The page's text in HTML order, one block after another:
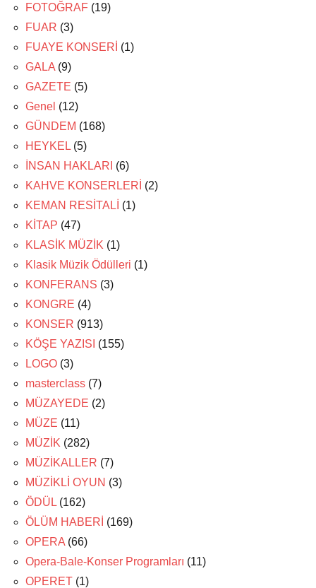
FOTOĞRAF (19)
FUAR (3)
FUAYE KONSERİ (1)
GALA (9)
GAZETE (5)
Genel (12)
GÜNDEM (168)
HEYKEL (5)
İNSAN HAKLARI (6)
KAHVE KONSERLERİ (2)
KEMAN RESİTALİ (1)
KİTAP (47)
KLASİK MÜZİK (1)
Klasik Müzik Ödülleri (1)
KONFERANS (3)
KONGRE (4)
KONSER (913)
KÖŞE YAZISI (155)
LOGO (3)
masterclass (7)
MÜZAYEDE (2)
MÜZE (11)
MÜZİK (282)
MÜZİKALLER (7)
MÜZİKLİ OYUN (3)
ÖDÜL (162)
ÖLÜM HABERİ (169)
OPERA (66)
Opera-Bale-Konser Programları (11)
OPERET (1)